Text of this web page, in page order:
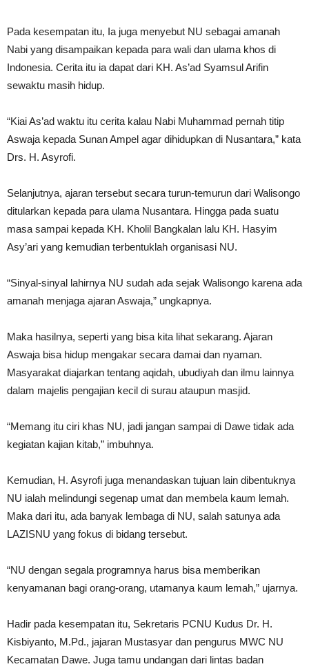
Pada kesempatan itu, Ia juga menyebut NU sebagai amanah
Nabi yang disampaikan kepada para wali dan ulama khos di
Indonesia. Cerita itu ia dapat dari KH. As’ad Syamsul Arifin
sewaktu masih hidup.
“Kiai As’ad waktu itu cerita kalau Nabi Muhammad pernah titip
Aswaja kepada Sunan Ampel agar dihidupkan di Nusantara,” kata
Drs. H. Asyrofi.
Selanjutnya, ajaran tersebut secara turun-temurun dari Walisongo
ditularkan kepada para ulama Nusantara. Hingga pada suatu
masa sampai kepada KH. Kholil Bangkalan lalu KH. Hasyim
Asy’ari yang kemudian terbentuklah organisasi NU.
“Sinyal-sinyal lahirnya NU sudah ada sejak Walisongo karena ada
amanah menjaga ajaran Aswaja,” ungkapnya.
Maka hasilnya, seperti yang bisa kita lihat sekarang. Ajaran
Aswaja bisa hidup mengakar secara damai dan nyaman.
Masyarakat diajarkan tentang aqidah, ubudiyah dan ilmu lainnya
dalam majelis pengajian kecil di surau ataupun masjid.
“Memang itu ciri khas NU, jadi jangan sampai di Dawe tidak ada
kegiatan kajian kitab,” imbuhnya.
Kemudian, H. Asyrofi juga menandaskan tujuan lain dibentuknya
NU ialah melindungi segenap umat dan membela kaum lemah.
Maka dari itu, ada banyak lembaga di NU, salah satunya ada
LAZISNU yang fokus di bidang tersebut.
“NU dengan segala programnya harus bisa memberikan
kenyamanan bagi orang-orang, utamanya kaum lemah,” ujarnya.
Hadir pada kesempatan itu, Sekretaris PCNU Kudus Dr. H.
Kisbiyanto, M.Pd., jajaran Mustasyar dan pengurus MWC NU
Kecamatan Dawe. Juga tamu undangan dari lintas badan